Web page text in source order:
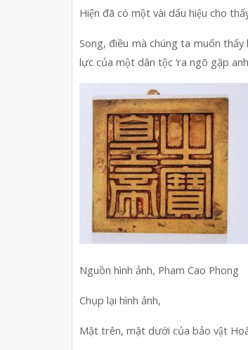
Hiện đã có một vài dấu hiệu cho
Song, điều mà chúng ta muốn
lực của một dân tộc ‘ra ngõ gặp
Nguồn hình ảnh, Pham Cao Phong
Chụp lại hình ảnh,
Mặt trên, mặt dưới của bảo vật